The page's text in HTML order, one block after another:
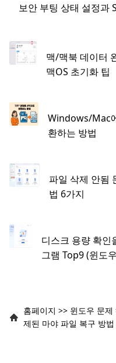
보안 부팅 상태 설정과
맥/맥북 데이터
맥OS 초기화 팁
Windows/Mac
환하는 방법
파일 삭제 안됨
법 6가지
디스크 용량 확인
그램 Top9 (윈도
홈페이지 >> 윈도우 문제
제된 마야 파일 복구 방법